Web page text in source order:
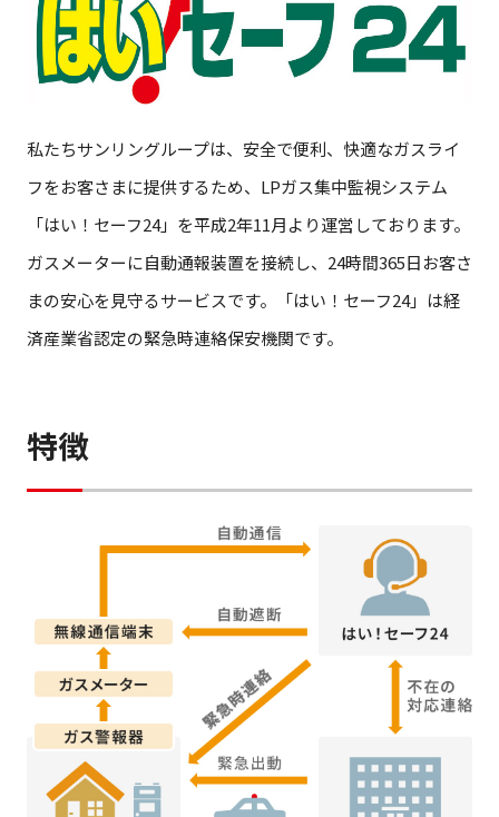
私たちサンリングループは、安全で便利、快適なガスライ
フをお客さまに提供するため、LPガス集中監視システム
「はい！セーフ24」を平成2年11月より運営しております。
ガスメーターに自動通報装置を接続し、24時間365日お客さ
まの安心を見守るサービスです。「はい！セーフ24」は経
済産業省認定の緊急時連絡保安機関です。
特徴